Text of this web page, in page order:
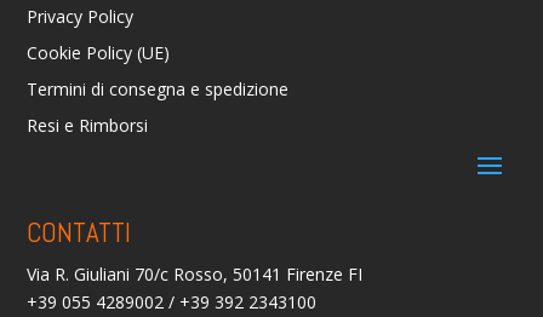
Privacy Policy
Cookie Policy (UE)
Termini di consegna e spedizione
Resi e Rimborsi
CONTATTI
Via R. Giuliani 70/c Rosso, 50141 Firenze FI
+39 055 4289002 / +39 392 2343100